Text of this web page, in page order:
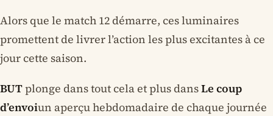
Alors que le match 12 démarre, ces luminaires
promettent de livrer l’action les plus excitantes à ce
jour cette saison.
BUTplonge dans tout cela et plus dansLe coup
d’envoiun aperçu hebdomadaire de chaque journée